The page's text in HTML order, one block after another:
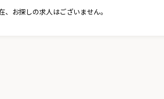
、お探しの求人はございません。